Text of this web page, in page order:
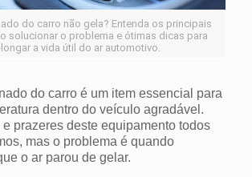
do carro não gela? Entenda os principais
solucionar o problema e ótimas dicas para
a vida útil do ar automotivo.
do carro é um item essencial para
dentro do veículo agradável.
prazeres deste equipamento todos
mas o problema é quando
o ar parou de gelar.